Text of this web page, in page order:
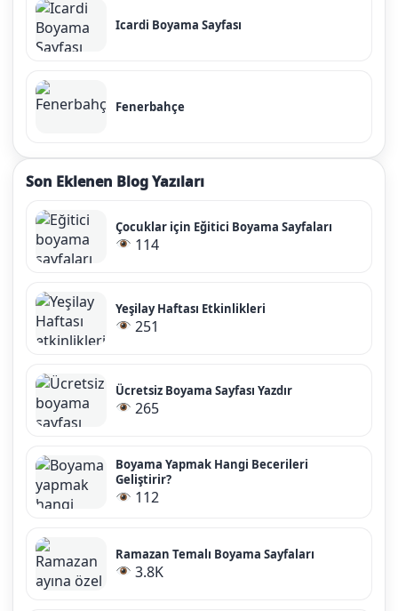
Icardi Boyama Sayfası
Fenerbahçe
Son Eklenen Blog Yazıları
Çocuklar için Eğitici Boyama Sayfaları
114
Yeşilay Haftası Etkinlikleri
251
Ücretsiz Boyama Sayfası Yazdır
265
Boyama Yapmak Hangi Becerileri
Geliştirir?
112
Ramazan Temalı Boyama Sayfaları
3.8K